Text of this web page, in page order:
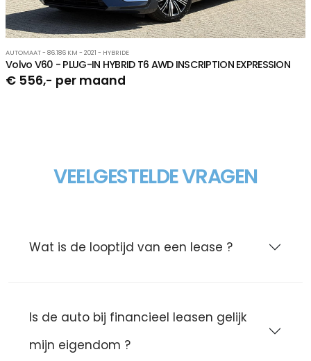
AUTOMAAT - 86.186 KM - 2021 - HYBRIDE
Volvo V60 - PLUG-IN HYBRID T6 AWD INSCRIPTION EXPRESSION
€ 556,- per maand
VEELGESTELDE VRAGEN
Wat is de looptijd van een lease ?
Is de auto bij financieel leasen gelijk
mijn eigendom ?